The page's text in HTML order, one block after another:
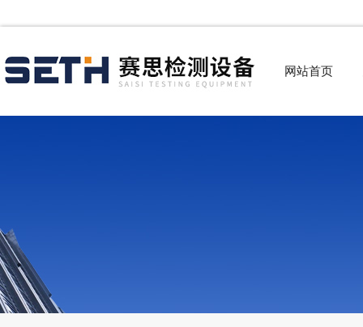
网站首页